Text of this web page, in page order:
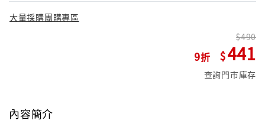
大量採購團購專區
9
490
441
查詢門市庫存
內容簡介